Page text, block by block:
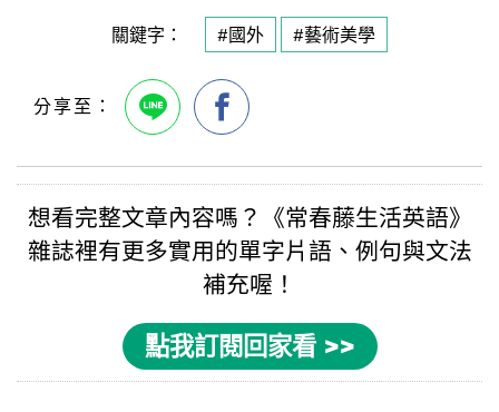
關鍵字： #國外 #藝術美學
想看完整文章內容嗎？《常春藤生活英語》
雜誌裡有更多實用的單字片語 、例句與文法
補充喔！
點我訂閱回家看 >>